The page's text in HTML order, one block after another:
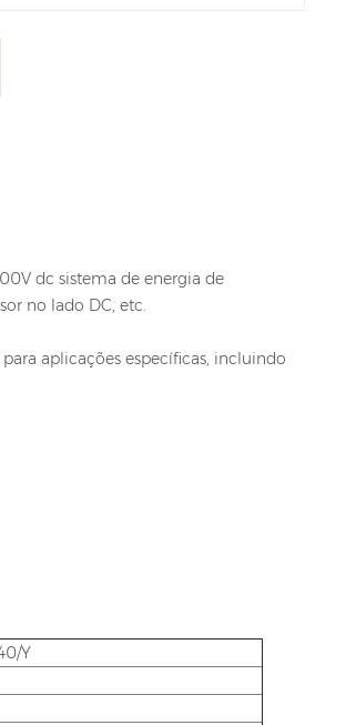
dc sistema de energia de
no lado DC, etc.
aplicações específicas, incluindo
Y